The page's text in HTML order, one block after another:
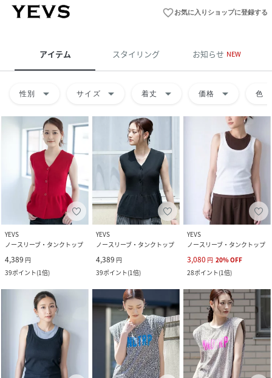
favorite_borderお気に入りショップに登録する
アイテム スタイリング お知らせ NEW
性別 arrow_drop_down サイズ arrow_drop_down 着丈 arrow_drop_down 価格 arrow_drop_down 色
YEVS
ノースリーブ・タンクトップ
4,389 円
39ポイント(1倍)
YEVS
ノースリーブ・タンクトップ
4,389 円
39ポイント(1倍)
YEVS
ノースリーブ・タンクトップ
3,080 円 20%OFF
28ポイント(1倍)